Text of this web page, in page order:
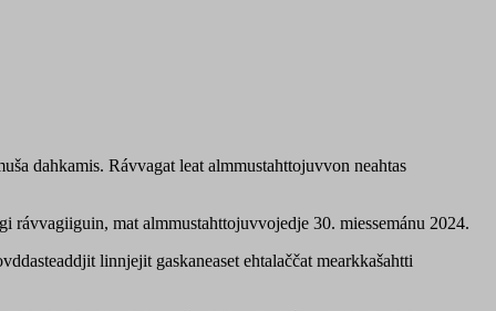
dahkamis. Rávvagat leat almmustahttojuvvon neahtas
rávvagiiguin, mat almmustahttojuvvojedje 30. miessemánu 2024.
linnjejit gaskaneaset ehtalaččat mearkkašahtti